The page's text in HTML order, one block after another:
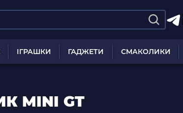
ІГРАШКИ ГАДЖЕТИ СМАКОЛИКИ
MINI GT